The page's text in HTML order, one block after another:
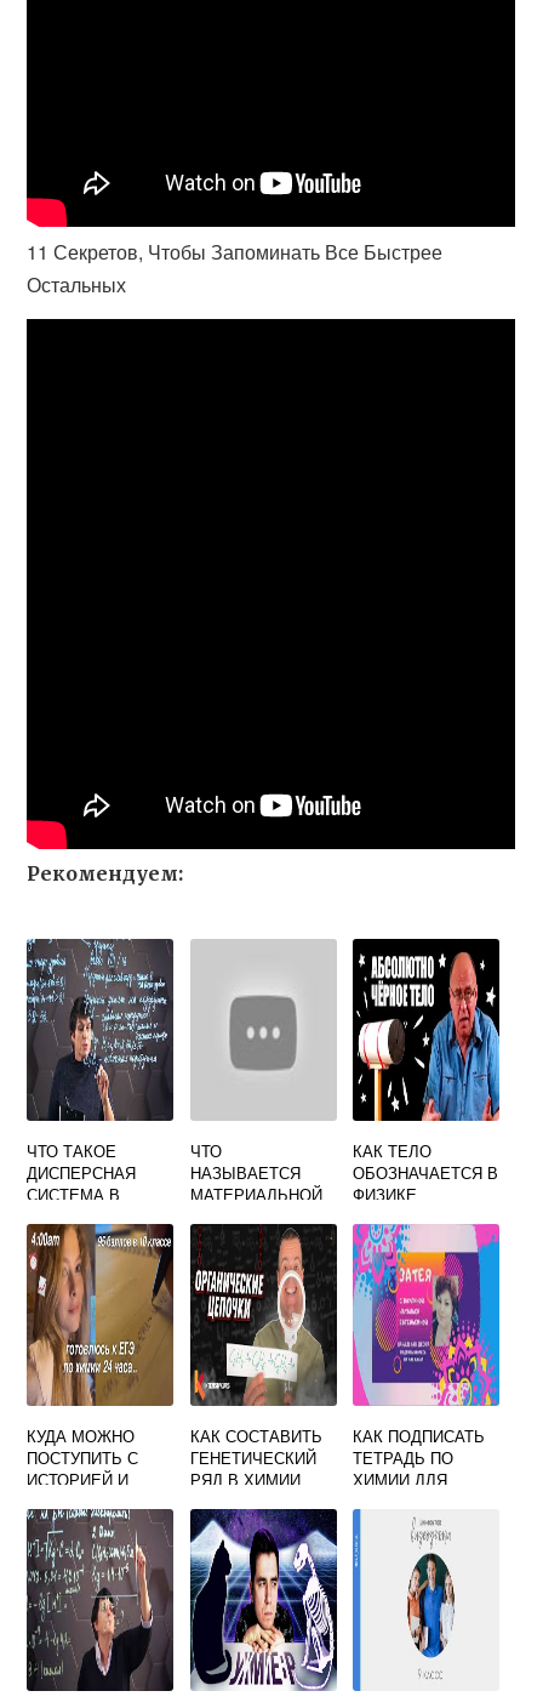
11 Секретов, Чтобы Запоминать Все Быстрее
Остальных
Рекомендуем:
ЧТО ТАКОЕ
ДИСПЕРСНАЯ
СИСТЕМА В
ЧТО
НАЗЫВАЕТСЯ
МАТЕРИАЛЬНОЙ
10 КЛАСС
МЯКИШЕВ
КАК ТЕЛО
ОБОЗНАЧАЕТСЯ В
ФИЗИКЕ
КУДА МОЖНО
ПОСТУПИТЬ С
ИСТОРИЕЙ И
КЛАССА
КАК СОСТАВИТЬ
ГЕНЕТИЧЕСКИЙ
РЯД В ХИМИИ
КАК ПОДПИСАТЬ
ТЕТРАДЬ ПО
ХИМИИ ДЛЯ